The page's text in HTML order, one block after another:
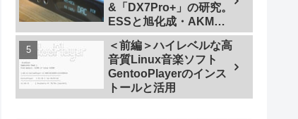
&「DX7Pro+」の研究。
ESSと旭化成・AKMの
ハイエンドDAC比較＜
同一メーカーでテスト
【ES9038PRO Vs
AK4499EX】＞
＜前編＞ハイレベルな高
音質Linux音楽ソフト
GentooPlayerのインス
トールと活用